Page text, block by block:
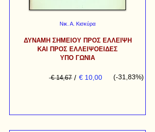
Νικ. Α. Κισκύρα
ΔΥΝΑΜΗ ΣΗΜΕΙΟΥ ΠΡΟΣ ΕΛΛΕΙΨΗ
ΚΑΙ ΠΡΟΣ ΕΛΛΕΙΨΟΕΙΔΕΣ
ΥΠΟ ΓΩΝΙΑ
€ 14,67 / € 10,00 (-31,83%)